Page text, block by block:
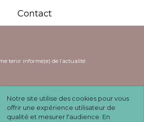
Contact
tenir informé(e) de l’actualité
Notre site utilise des cookies pour vous
offrir une expérience utilisateur de
qualité et mesurer l'audience. En